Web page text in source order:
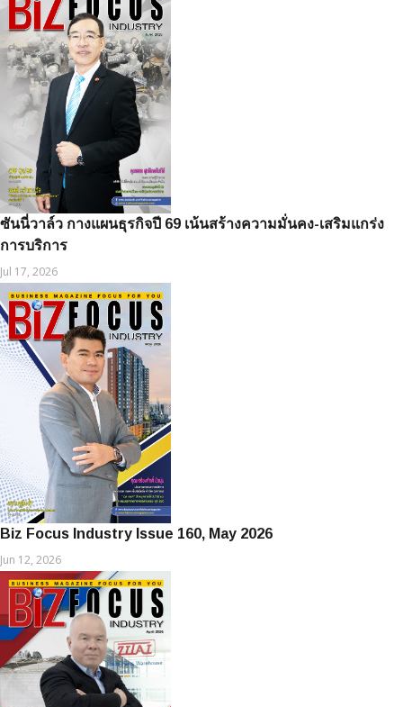
ซันนี่วาล์ว กางแผนธุรกิจปี 69 เน้นสร้างความมั่นคง-เสริมแกร่ง
การบริการ
Jul 17, 2026
Biz Focus Industry Issue 160, May 2026
Jun 12, 2026